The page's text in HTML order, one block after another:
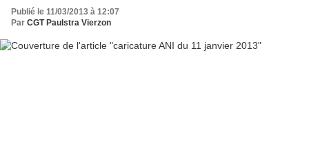
Publié le 11/03/2013 à 12:07
Par CGT Paulstra Vierzon